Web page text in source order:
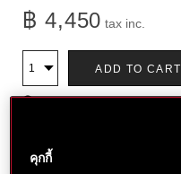
฿ 4,450 tax inc.
ตัว
เลือก
สินค้า
สินค้า
จำนวน ADD TO CART
คุกกี้